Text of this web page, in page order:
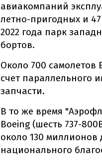
авиакомпаний
летно-пригодных и
2022 года парк
бортов.
Около 700 самолетов
счет параллельного
запчасти.
В то же время
Boeing (шесть 737-
около 130
национального